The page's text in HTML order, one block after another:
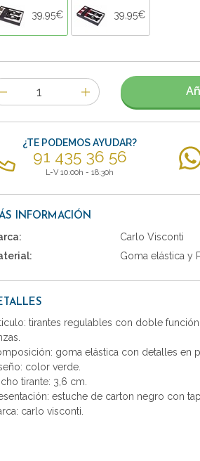
39,95€ 39,95€
¿TE PODEMOS AYUDAR?
91 435 36 56
L-V 10:00h - 18:30h
INFORMACIÓN
Carlo Visconti
Goma elástica y
tirantes regulables con doble
goma elástica con detalles en
color verde.
tirante: 3,6 cm.
estuche de carton negro con
carlo visconti.